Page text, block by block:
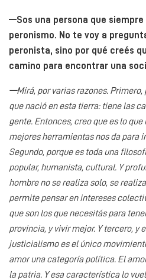
—Sos una persona que
peronismo. No te voy a
peronista, sino por qué creés
camino para encontrar una
—Mirá, por varias razones.
que nació en esta tierra: tiene las
gente. Entonces, creo que es lo
mejores herramientas nos da para
Segundo, porque es toda una
popular, humanista, cultural. Y
hombre no se realiza solo, se
permite pensar en intereses
que son los que necesitás para
provincia, y vivir mejor. Y tercero, y
justicialismo es el único
amor una categoría política. El
la patria. Y esa característica lo